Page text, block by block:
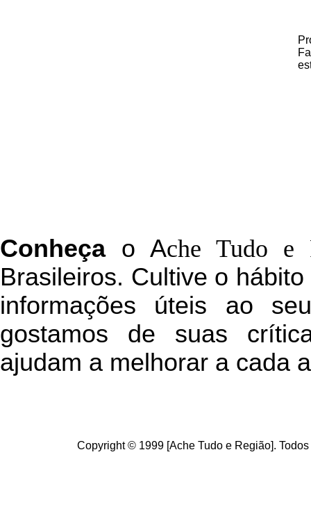
Conheçao Ache Tudo e
Brasileiros. Cultive o
informações úteis ao
gostamos de suas
ajudam a melhorar a cada
Copyright © 1999 [Ache Tudo e Região].